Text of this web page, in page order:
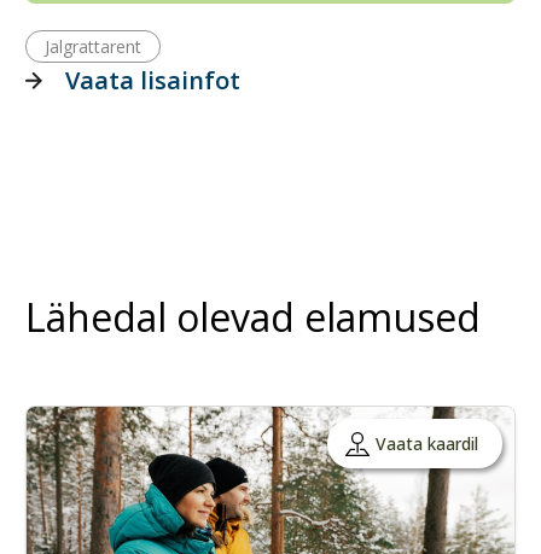
Jalgrattarent
Vaata lisainfot
Lähedal olevad elamused
Vaata kaardil